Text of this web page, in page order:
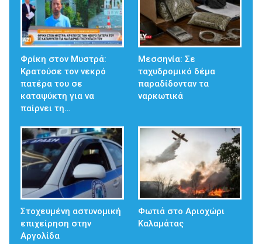
Φρίκη στον Μυστρά:
Κρατούσε τον νεκρό
πατέρα του σε
καταψύκτη για να
παίρνει τη…
Μεσσηνία: Σε
ταχυδρομικό δέμα
παραδίδονταν τα
ναρκωτικά
Στοχευμένη αστυνομική
επιχείρηση στην
Αργολίδα
Φωτιά στο Αριοχώρι
Καλαμάτας